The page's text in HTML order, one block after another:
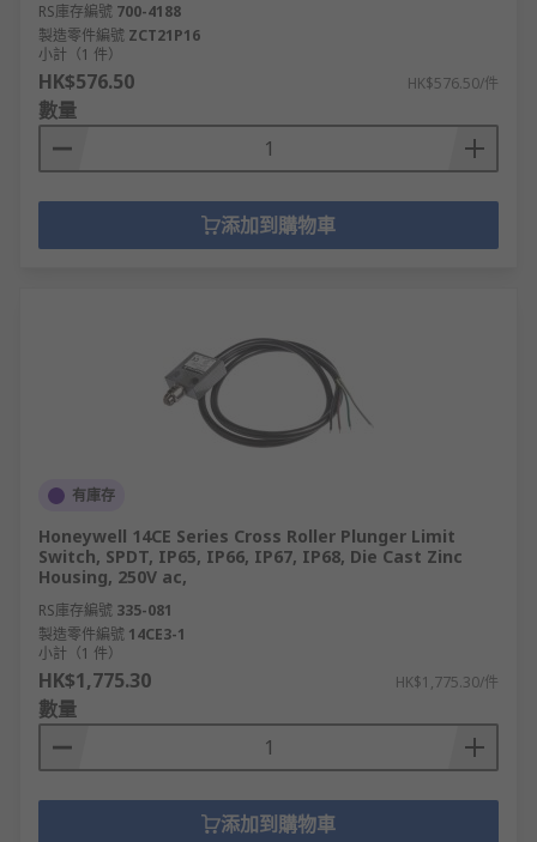
RS庫存編號 700-4188
製造零件編號 ZCT21P16
小計（1 件）
HK$576.50 HK$576.50/件
數量
添加到購物車
有庫存
Honeywell 14CE Series Cross Roller Plunger Limit
Switch, SPDT, IP65, IP66, IP67, IP68, Die Cast Zinc
Housing, 250V ac,
RS庫存編號 335-081
製造零件編號 14CE3-1
小計（1 件）
HK$1,775.30 HK$1,775.30/件
數量
添加到購物車